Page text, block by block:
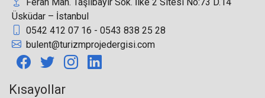
Muğla’da yabancı turist girişi yoğunluğunun kasım
ayı ortasına kadar devam etmesi bekleniyor
Üsküdar – İstanbul
0542 412 07 16 - 0543 838 25 28
bulent@turizmprojedergisi.com
Kısayollar